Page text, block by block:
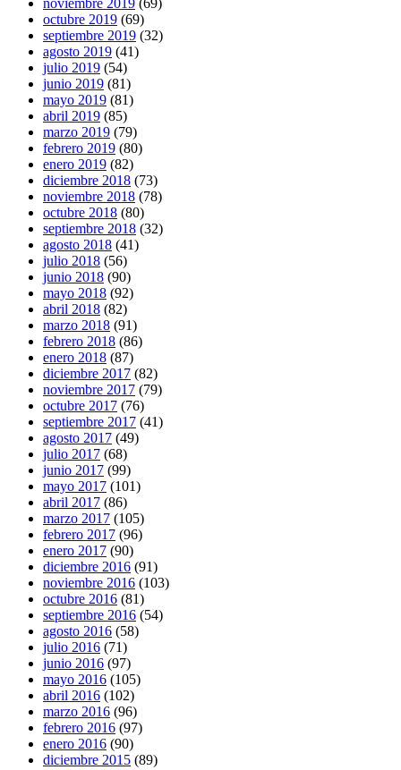
octubre 2019 (69)
septiembre 2019 (32)
agosto 2019 (41)
julio 2019 (54)
junio 2019 (81)
mayo 2019 (81)
abril 2019 (85)
marzo 2019 (79)
febrero 2019 (80)
enero 2019 (82)
diciembre 2018 (73)
noviembre 2018 (78)
octubre 2018 (80)
septiembre 2018 (32)
agosto 2018 (41)
julio 2018 (56)
junio 2018 (90)
mayo 2018 (92)
abril 2018 (82)
marzo 2018 (91)
febrero 2018 (86)
enero 2018 (87)
diciembre 2017 (82)
noviembre 2017 (79)
octubre 2017 (76)
septiembre 2017 (41)
agosto 2017 (49)
julio 2017 (68)
junio 2017 (99)
mayo 2017 (101)
abril 2017 (86)
marzo 2017 (105)
febrero 2017 (96)
enero 2017 (90)
diciembre 2016 (91)
noviembre 2016 (103)
octubre 2016 (81)
septiembre 2016 (54)
agosto 2016 (58)
julio 2016 (71)
junio 2016 (97)
mayo 2016 (105)
abril 2016 (102)
marzo 2016 (96)
febrero 2016 (97)
enero 2016 (90)
diciembre 2015 (89)